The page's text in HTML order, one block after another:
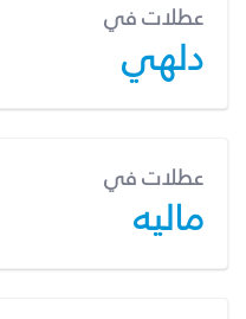
عطلات في
دلهي
عطلات في
ماليه